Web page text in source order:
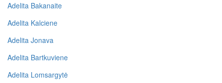
Adelita Bakanaite
Adelita Kalciene
Adelita Jonava
Adelita Bartkuviene
Adelita Lomsargytė